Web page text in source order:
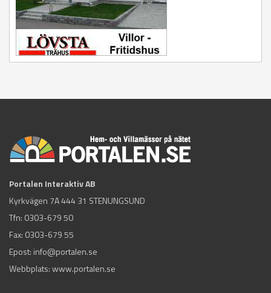
Portalen Interaktiv AB
Kyrkvägen 7A 444 31 STENUNGSUND
Tfn: 0303-679 50
Fax: 0303-679 55
Epost: info@portalen.se
Webbplats: www.portalen.se